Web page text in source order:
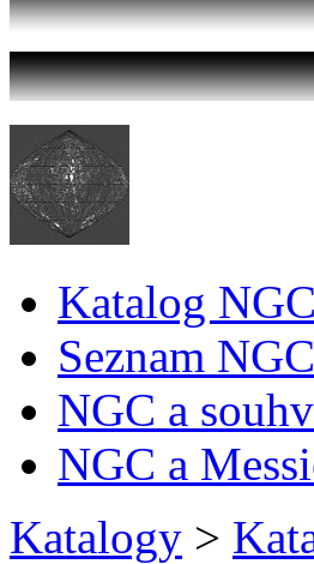
Katalog NGC
Seznam NGC
NGC a
NGC a
Katalogy >